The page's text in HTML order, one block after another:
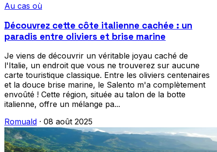
Au cas où
Découvrez cette côte italienne cachée : un
paradis entre oliviers et brise marine
Je viens de découvrir un véritable joyau caché de
l'Italie, un endroit que vous ne trouverez sur aucune
carte touristique classique. Entre les oliviers centenaires
et la douce brise marine, le Salento m'a complètement
envoûté ! Cette région, située au talon de la botte
italienne, offre un mélange pa...
Romuald · 08 août 2025